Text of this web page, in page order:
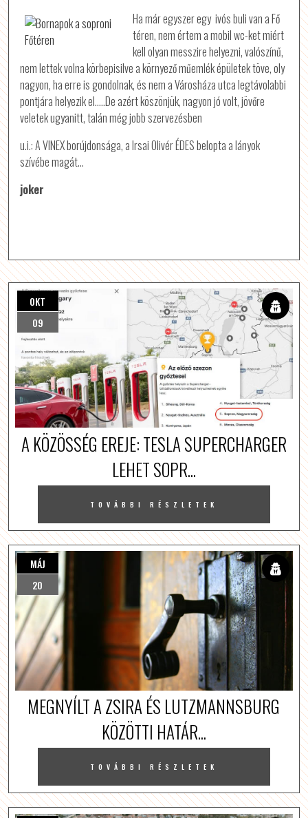
Ha már egyszer egy ivós buli van a Fő
téren, nem értem a mobil wc-ket miért
kell olyan messzire helyezni, valószínű,
nem lettek volna körbepisilve a környező műemlék épületek töve, oly
nagyon, ha erre is gondolnak, és nem a Városháza utca legtávolabbi
pontjára helyezik el…..De azért köszönjük, nagyon jó volt, jövőre
veletek ugyanitt, talán még jobb szervezésben
u.i.: A VINEX borújdonsága, a Irsai Olivér ÉDES belopta a lányok
szívébe magát…
joker
OKT
09
A KÖZÖSSÉG EREJE: TESLA SUPERCHARGER
LEHET SOPR...
TOVÁBBI RÉSZLETEK
MÁJ
20
MEGNYÍLT A ZSIRA ÉS LUTZMANNSBURG
KÖZÖTTI HATÁR...
TOVÁBBI RÉSZLETEK